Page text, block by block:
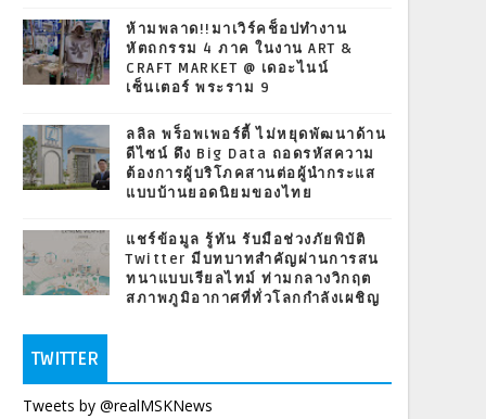
ห้ามพลาด!!มาเวิร์คช็อปทำงาน
หัตถกรรม 4 ภาค ในงาน ART &
CRAFT MARKET @ เดอะไนน์
เซ็นเตอร์ พระราม 9
ลลิล พร็อพเพอร์ตี้ ไม่หยุดพัฒนาด้าน
ดีไซน์ ดึง Big Data ถอดรหัสความ
ต้องการผู้บริโภคสานต่อผู้นำกระแส
แบบบ้านยอดนิยมของไทย
แชร์ข้อมูล รู้ทัน รับมือช่วงภัยพิบัติ
Twitter มีบทบาทสำคัญผ่านการสน
ทนาแบบเรียลไทม์ ท่ามกลางวิกฤต
สภาพภูมิอากาศที่ทั่วโลกกำลังเผชิญ
TWITTER
Tweets by @realMSKNews